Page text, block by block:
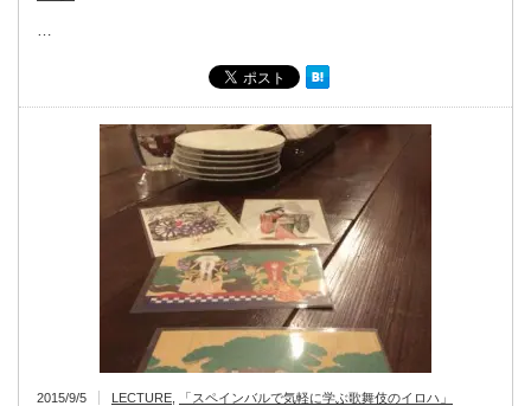
…
2015/9/5 LECTURE 「スペインバルで気軽に学ぶ歌舞伎のイロハ」